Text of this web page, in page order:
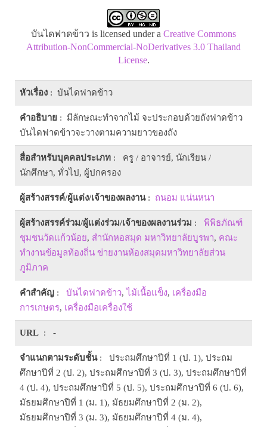
บันไดฟาดข้าว is licensed under a Creative Commons
Attribution-NonCommercial-NoDerivatives 3.0 Thailand
License.
หัวเรื่อง : บันไดฟาดข้าว
คำอธิบาย : มีลักษณะทำจากไม้ จะประกอบด้วยถังฟาดข้าว
บันไดฟาดข้าวจะวางตามความยาวของถัง
สื่อสำหรับบุคคลประเภท : ครู / อาจารย์, นักเรียน /
นักศึกษา, ทั่วไป, ผู้ปกครอง
ผู้สร้างสรรค์/ผู้แต่ง/เจ้าของผลงาน: ถนอม แน่นหนา
ผู้สร้างสรรค์ร่วม/ผู้แต่งร่วม/เจ้าของผลงานร่วม : พิพิธภัณฑ์
ชุมชนวัดแก้วน้อย, สำนักหอสมุด มหาวิทยาลัยบูรพา, คณะ
ทำงานข้อมูลท้องถิ่น ข่ายงานห้องสมุดมหาวิทยาลัยส่วน
ภูมิภาค
คำสำคัญ : บันไดฟาดข้าว, ไม้เนื้อแข็ง, เครื่องมือ
การเกษตร, เครื่องมือเครื่องใช้
URL : -
จำแนกตามระดับชั้น: ประถมศึกษาปีที่ 1 (ป. 1), ประถม
ศึกษาปีที่ 2 (ป. 2), ประถมศึกษาปีที่ 3 (ป. 3), ประถมศึกษาปีที่
4 (ป. 4), ประถมศึกษาปีที่ 5 (ป. 5), ประถมศึกษาปีที่ 6 (ป. 6),
มัธยมศึกษาปีที่ 1 (ม. 1), มัธยมศึกษาปีที่ 2 (ม. 2),
มัธยมศึกษาปีที่ 3 (ม. 3), มัธยมศึกษาปีที่ 4 (ม. 4),